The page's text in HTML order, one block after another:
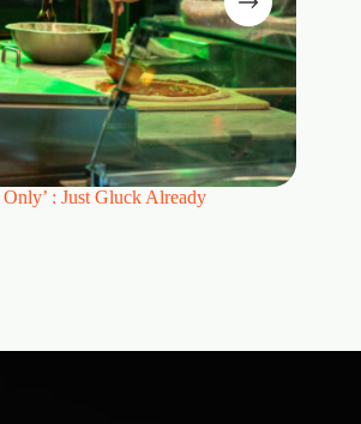
: Just Gluck Already